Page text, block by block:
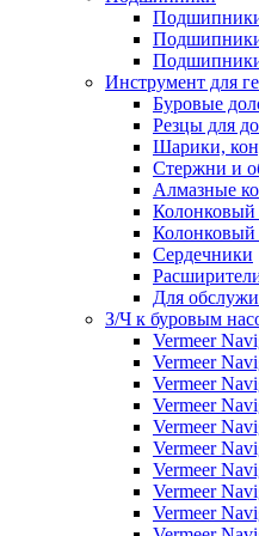
Подшипники
Подшипники
Инструмент для
Буровые
Резцы для
Шарики,
Стержни и
Алмазные
Колонковый
Колонковый
Сердечники
Для
З/Ч к буровым
Vermeer
Vermeer
Vermeer
Vermeer
Vermeer
Vermeer
Vermeer
Vermeer
Vermeer